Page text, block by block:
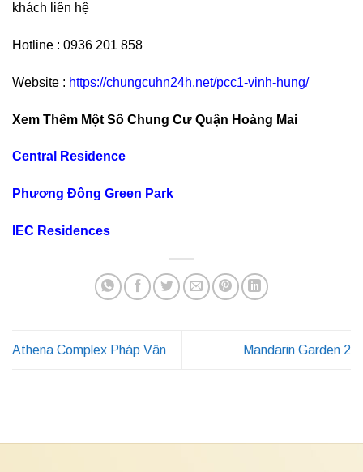
khách liên hệ
Hotline : 0936 201 858
Website : https://chungcuhn24h.net/pcc1-vinh-hung/
Xem Thêm Một Số Chung Cư Quận Hoàng Mai
Central Residence
Phương Đông Green Park
IEC Residences
Athena Complex Pháp Vân Mandarin Garden 2